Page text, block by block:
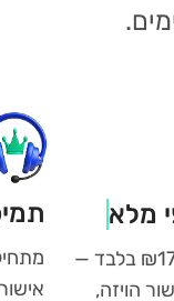
הוצאת ויזה רשמית לוייטנאם החל מ-₪179 בלבד —
הויזה,